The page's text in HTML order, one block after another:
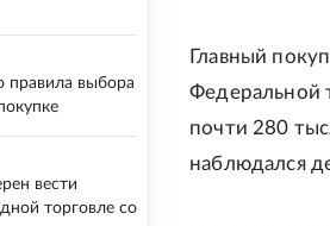
Главный
Федеральной
почти 280
наблюдался
правила выбора
вести
торговле со